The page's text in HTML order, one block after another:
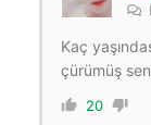
Kaç
çürümüş
20